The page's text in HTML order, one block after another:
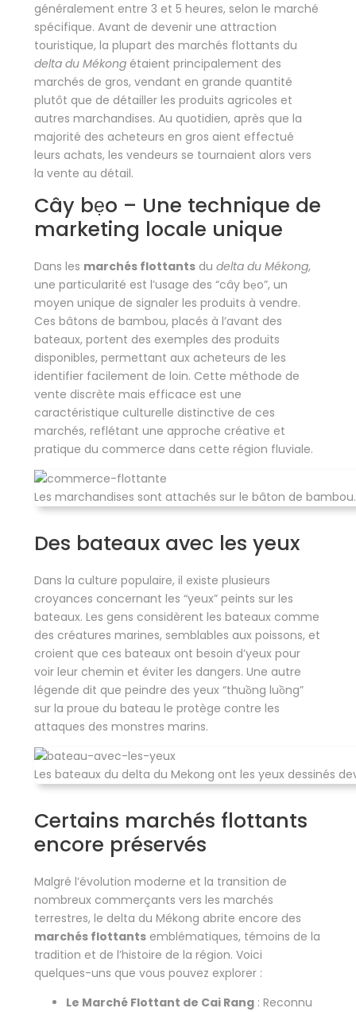
généralement entre 3 et 5 heures, selon le marché
spécifique. Avant de devenir une attraction
touristique, la plupart des marchés flottants du
delta du Mékong étaient principalement des
marchés de gros, vendant en grande quantité
plutôt que de détailler les produits agricoles et
autres marchandises. Au quotidien, après que la
majorité des acheteurs en gros aient effectué
leurs achats, les vendeurs se tournaient alors vers
la vente au détail.
Cây bẹo – Une technique de
marketing locale unique
Dans les marchés flottants du delta du Mékong,
une particularité est l’usage des “cây bẹo”, un
moyen unique de signaler les produits à vendre.
Ces bâtons de bambou, placés à l’avant des
bateaux, portent des exemples des produits
disponibles, permettant aux acheteurs de les
identifier facilement de loin. Cette méthode de
vente discrète mais efficace est une
caractéristique culturelle distinctive de ces
marchés, reflétant une approche créative et
pratique du commerce dans cette région fluviale.
Les marchandises sont attachés sur le bâton de
Des bateaux avec les yeux
Dans la culture populaire, il existe plusieurs
croyances concernant les “yeux” peints sur les
bateaux. Les gens considèrent les bateaux comme
des créatures marines, semblables aux poissons, et
croient que ces bateaux ont besoin d’yeux pour
voir leur chemin et éviter les dangers. Une autre
légende dit que peindre des yeux “thuồng luồng”
sur la proue du bateau le protège contre les
attaques des monstres marins.
Les bateaux du delta du Mekong ont les yeux dessinés
Certains marchés flottants
encore préservés
Malgré l’évolution moderne et la transition de
nombreux commerçants vers les marchés
terrestres, le delta du Mékong abrite encore des
marchés flottants emblématiques, témoins de la
tradition et de l’histoire de la région. Voici
quelques-uns que vous pouvez explorer :
Le Marché Flottant de Cai Rang : Reconnu